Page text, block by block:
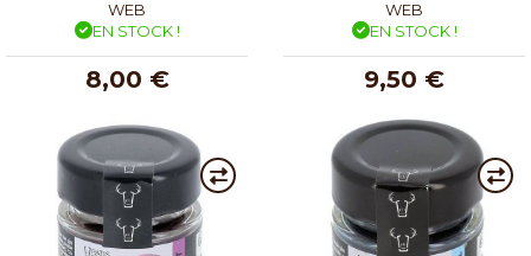
WEB
EN STOCK !
8,00 €
WEB
EN STOCK !
9,50 €